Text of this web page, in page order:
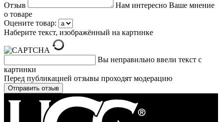
Отзыв
Нам интересно Ваше мнение
о товаре
Оцените товар:
Наберите текст, изображённый на картинке
Вы неправильно ввели текст с
картинки
Перед публикацией отзывы проходят модерацию